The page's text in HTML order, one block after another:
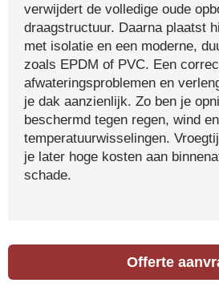
verwijdert de volledige oude
draagstructuur. Daarna plaatst
met isolatie en een moderne,
zoals EPDM of PVC. Een
afwateringsproblemen en
je dak aanzienlijk. Zo ben je
beschermd tegen regen, wind en
temperatuurwisselingen.
je later hoge kosten aan
schade.
Offerte